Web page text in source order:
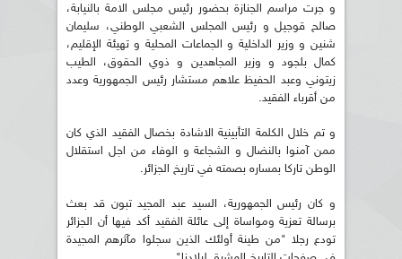
و جرت مراسم الجنازة بحضور رئيس مجلس الامة بالنيابة،
صالح قوجيل و رئيس المجلس الشعبي الوطني، سليمان
شنين و وزير الداخلية و الجماعات المحلية و تهيئة الإقليم،
كمال بلجود و وزير المجاهدين و ذوي الحقوق، الطيب
زيتوني وعبد الحفيظ علاهم مستشار رئيس الجمهورية وعدد
من أقرباء الفقيد.
و تم خلال الكلمة التأبينية الاشادة بخصال الفقيد الذي كان
ممن آمنوا بالنضال و الشجاعة و الوفاء من اجل استقلال
الوطن تاركا بمساره بصمته في تاريخ الجزائر.
و كان رئيس الجمهورية، السيد عبد المجيد تبون قد بعث
برسالة تعزية ومواساة إلى عائلة الفقيد أكد فيها أن الجزائر
تودع رجلا "من طينة أولئك الذين سجلوا مآثرهم المجيدة